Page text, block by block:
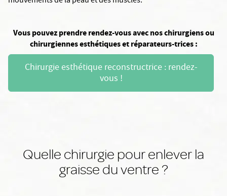
Vous pouvez prendre rendez-vous avec nos chirurgiens ou
chirurgiennes esthétiques et réparateurs-trices :
Chirurgie esthétique reconstructrice : rendez-
vous !
Quelle chirurgie pour enlever la
graisse du ventre ?